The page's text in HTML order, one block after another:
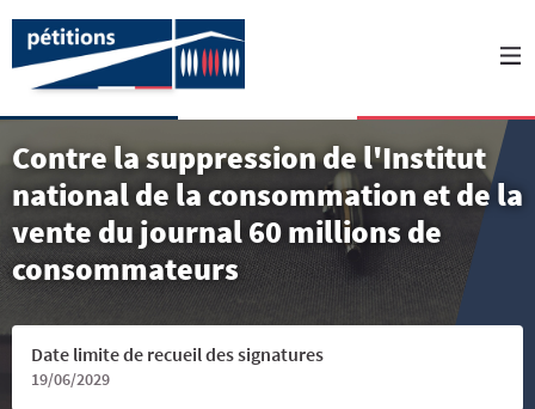
Contre la suppression de l'Institut
national de la consommation et de la
vente du journal 60 millions de
consommateurs
Date limite de recueil des signatures
19/06/2029